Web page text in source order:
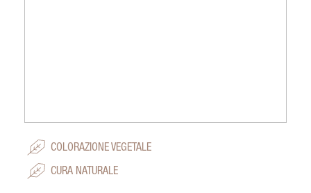
COLORAZIONE VEGETALE
CURA NATURALE